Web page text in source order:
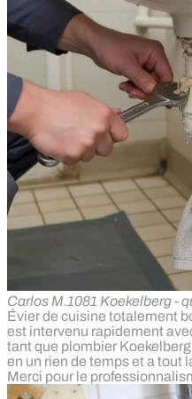
Carlos M.1081 Koekelberg -
Évier de cuisine totalement
est intervenu rapidement
tant que plombier
en un rien de temps et a tout
Merci pour le